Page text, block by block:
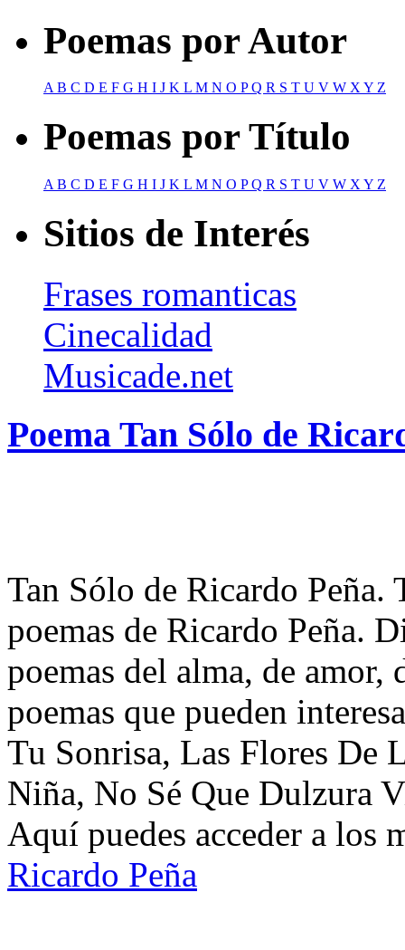
Poemas por Autor
AB C D E F G H I J K L M N O PQ R S T U V W XY Z
Poemas por Título
A B C D E F G H I J K L M N O PQ R S T U V W X Y Z
Sitios de Interés
Frases romanticas
Cinecalidad
Musicade.net
Poema Tan Sólo de
Tan Sólo de Ricardo Peña.
poemas de Ricardo Peña.
poemas del alma, de
poemas que pueden
Tu Sonrisa, Las Flores De
Niña, No Sé Que Dulzura
Aquí puedes acceder a los
Ricardo Peña